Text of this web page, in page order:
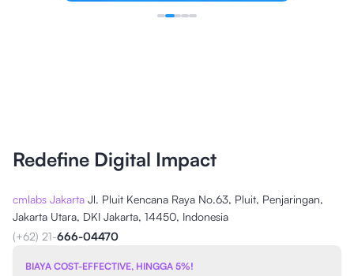
Redefine Digital Impact
cmlabs Jakarta Jl. Pluit Kencana Raya No.63, Pluit, Penjaringan,
Jakarta Utara, DKI Jakarta, 14450, Indonesia
(+62) 21-666-04470
BIAYA COST-EFFECTIVE, HINGGA 5%!